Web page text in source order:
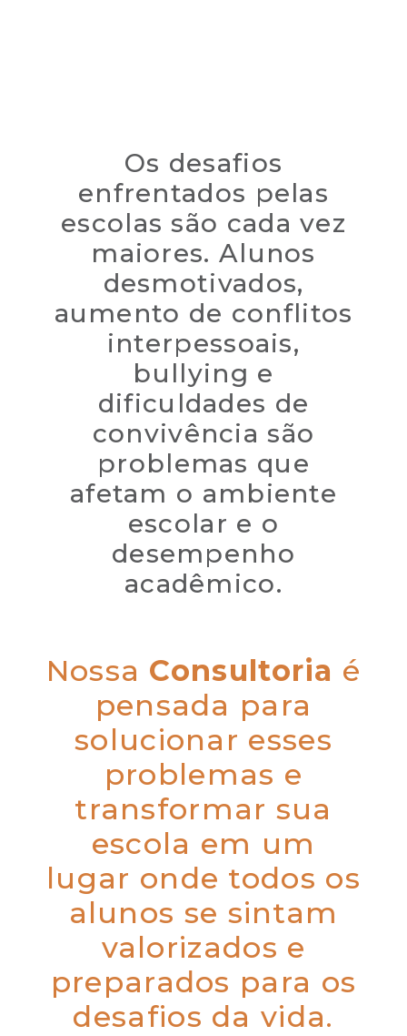
Os desafios
enfrentados pelas
escolas são cada vez
maiores. Alunos
desmotivados,
aumento de conflitos
interpessoais,
bullying e
dificuldades de
convivência são
problemas que
afetam o ambiente
escolar e o
desempenho
acadêmico.
Nossa Consultoria é
pensada para
solucionar esses
problemas e
transformar sua
escola em um
lugar onde todos os
alunos se sintam
valorizados e
preparados para os
desafios da vida.